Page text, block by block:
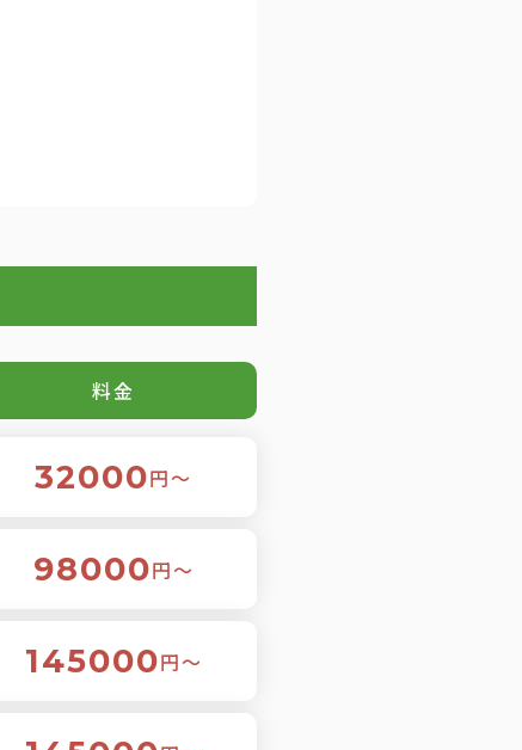
料金
32000円〜
98000円〜
145000円〜